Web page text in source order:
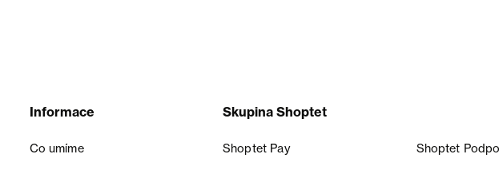
Informace
Co umíme
Skupina Shoptet
Shoptet Pay Shoptet